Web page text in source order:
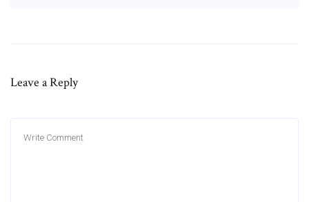
Leave a Reply